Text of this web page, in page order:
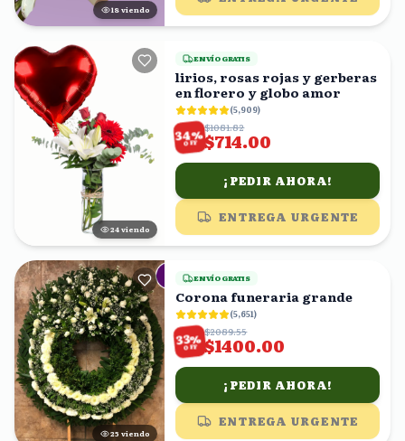
18 viendo
24 viendo
ENVÍO GRATIS
lirios, rosas rojas y gerberas
en florero y globo amor
(5,909)
34%
OFF
$1081.82
$714.00
¡PEDIR AHORA!
ENTREGA URGENTE
25 viendo
ENVÍO GRATIS
Corona funeraria grande
(5,651)
33%
OFF
$2089.55
$1400.00
¡PEDIR AHORA!
ENTREGA URGENTE